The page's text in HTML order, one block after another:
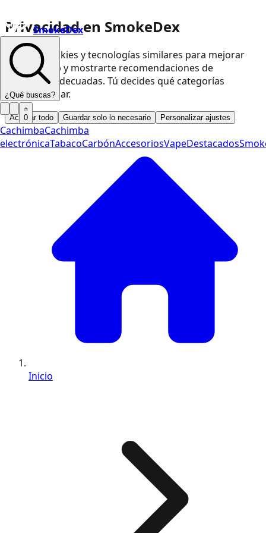
Privacidad en SmokeDex
Usamos cookies y tecnologías similares para mejorar
nuestra web y mostrarte recomendaciones de
productos adecuadas. Tú decides qué categorías
podemos usar.
Aceptar todo Guardar solo lo necesario Personalizar ajustes
SmokeDex
¿Qué buscas?
0
CachimbaCachimba
electrónicaTabacoCarbónAccesoriosVapeDestacados
Inicio